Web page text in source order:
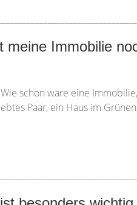
meine Immobilie
schön wäre eine
Paar, ein Haus im